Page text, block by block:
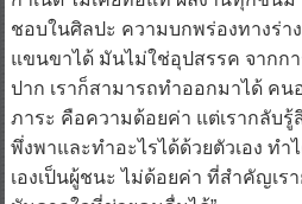
ชอบในศิลปะ ความบกพร่องทางร่า
แขนขาได้ มันไม่ใช่อุปสรรค จากก
ปาก เราก็สามารถทำออกมาได้ คน
ภาระ คือความด้อยค่า แต่เรากลับรู้
พึ่งพาและทำอะไรได้ด้วยตัวเอง ทำ
เองเป็นผู้ชนะ ไม่ด้อยค่า ที่สำคัญเรา